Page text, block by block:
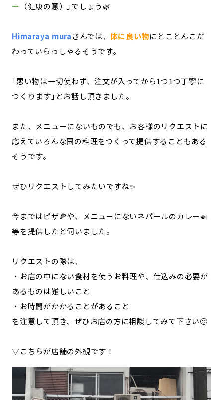
ー （健康の意）｣でしょう🌿
Himaraya muraさんでは、 体に良い物にとことんこだ
わっていらっしゃるそうです。
｢悪い物は一切使わず、注文が入ってから1つ1つ丁寧に
つくります｣とお話し頂きました。
また、メニューにないものでも、お客様のリクエストに
応えていろんな国の料理をつくって提供することもある
そうです。
ぜひリクエストしてみたいですね✨
今まではピザ🍕や、メニューにないネパールのカレー🍛
等を提供したと伺いました。
リクエストの際は、
・お店の中にない食材を使うお料理や、仕込みの必要が
あるものは難しいこと
・お時間がかかることがあること
を注意して頂き、ぜひお店の方に相談してみて下さい🙂
▽こちらが店舗の外観です！